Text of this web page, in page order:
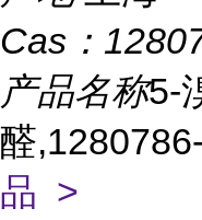
Cas：
产品名称5-
醛
品 >